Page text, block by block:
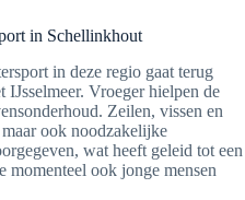
in Schellinkhout
in deze regio gaat terug
Vroeger hielpen de
Zeilen, vissen en
ook noodzakelijke
wat heeft geleid tot een
momenteel ook jonge mensen